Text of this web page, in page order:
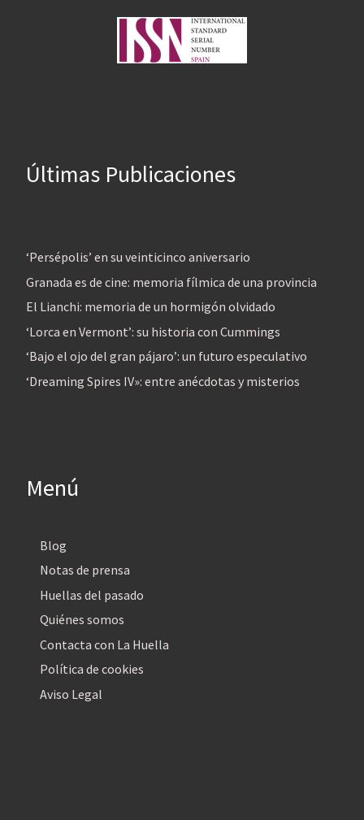
Últimas Publicaciones
‘Persépolis’ en su veinticinco aniversario
Granada es de cine: memoria fílmica de una provincia
El Lianchi: memoria de un hormigón olvidado
‘Lorca en Vermont’: su historia con Cummings
‘Bajo el ojo del gran pájaro’: un futuro especulativo
‘Dreaming Spires IV»: entre anécdotas y misterios
Menú
Blog
Notas de prensa
Huellas del pasado
Quiénes somos
Contacta con La Huella
Política de cookies
Aviso Legal